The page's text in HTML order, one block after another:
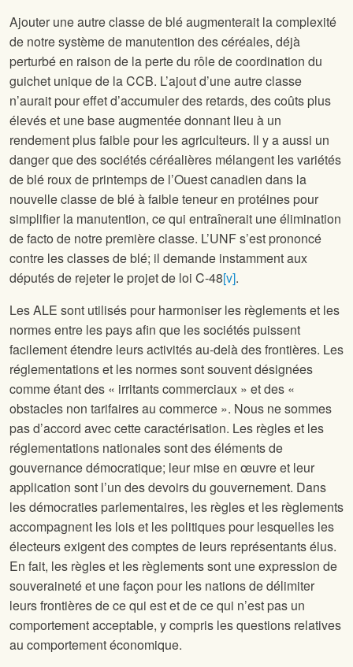
Ajouter une autre classe de blé augmenterait la complexité
de notre système de manutention des céréales, déjà
perturbé en raison de la perte du rôle de coordination du
guichet unique de la CCB. L’ajout d’une autre classe
n’aurait pour effet d’accumuler des retards, des coûts plus
élevés et une base augmentée donnant lieu à un
rendement plus faible pour les agriculteurs. Il y a aussi un
danger que des sociétés céréalières mélangent les variétés
de blé roux de printemps de l’Ouest canadien dans la
nouvelle classe de blé à faible teneur en protéines pour
simplifier la manutention, ce qui entraînerait une élimination
de facto de notre première classe. L’UNF s’est prononcé
contre les classes de blé; il demande instamment aux
députés de rejeter le projet de loi C‑48[v].
Les ALE sont utilisés pour harmoniser les règlements et les
normes entre les pays afin que les sociétés puissent
facilement étendre leurs activités au-delà des frontières. Les
réglementations et les normes sont souvent désignées
comme étant des « irritants commerciaux » et des «
obstacles non tarifaires au commerce ». Nous ne sommes
pas d’accord avec cette caractérisation. Les règles et les
réglementations nationales sont des éléments de
gouvernance démocratique; leur mise en œuvre et leur
application sont l’un des devoirs du gouvernement. Dans
les démocraties parlementaires, les règles et les règlements
accompagnent les lois et les politiques pour lesquelles les
électeurs exigent des comptes de leurs représentants élus.
En fait, les règles et les règlements sont une expression de
souveraineté et une façon pour les nations de délimiter
leurs frontières de ce qui est et de ce qui n’est pas un
comportement acceptable, y compris les questions relatives
au comportement économique.